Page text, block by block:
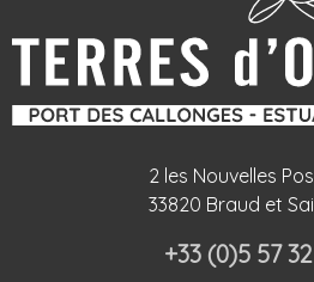
2 les Nouvelles
33820 Braud et
+33 (0)5 57